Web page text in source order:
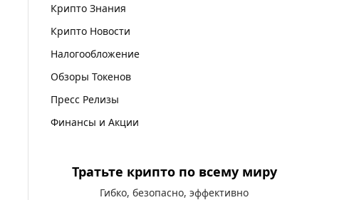
Крипто Знания
Крипто Новости
Налогообложение
Обзоры Токенов
Пресс Релизы
Финансы и Акции
Тратьте крипто по всему миру
Гибко, безопасно, эффективно